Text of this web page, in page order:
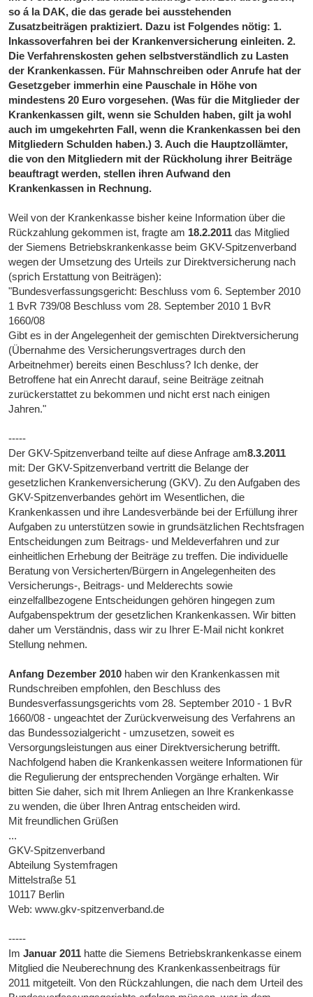
so á la DAK, die das gerade bei ausstehenden
Zusatzbeiträgen praktiziert. Dazu ist Folgendes nötig: 1.
Inkassoverfahren bei der Krankenversicherung einleiten. 2.
Die Verfahrenskosten gehen selbstverständlich zu Lasten
der Krankenkassen. Für Mahnschreiben oder Anrufe hat der
Gesetzgeber immerhin eine Pauschale in Höhe von
mindestens 20 Euro vorgesehen. (Was für die Mitglieder der
Krankenkassen gilt, wenn sie Schulden haben, gilt ja wohl
auch im umgekehrten Fall, wenn die Krankenkassen bei den
Mitgliedern Schulden haben.) 3. Auch die Hauptzollämter,
die von den Mitgliedern mit der Rückholung ihrer Beiträge
beauftragt werden, stellen ihren Aufwand den
Krankenkassen in Rechnung.
Weil von der Krankenkasse bisher keine Information über die
Rückzahlung gekommen ist, fragte am 18.2.2011das Mitglied
der Siemens Betriebskrankenkasse beim GKV-Spitzenverband
wegen der Umsetzung des Urteils zur Direktversicherung nach
(sprich Erstattung von Beiträgen):
"Bundesverfassungsgericht: Beschluss vom 6. September 2010
1 BvR 739/08 Beschluss vom 28. September 2010 1 BvR
1660/08
Gibt es in der Angelegenheit der gemischten Direktversicherung
(Übernahme des Versicherungsvertrages durch den
Arbeitnehmer) bereits einen Beschluss? Ich denke, der
Betroffene hat ein Anrecht darauf, seine Beiträge zeitnah
zurückerstattet zu bekommen und nicht erst nach einigen
Jahren."
-----
Der GKV-Spitzenverband teilte auf diese Anfrage am8.3.2011
mit: Der GKV-Spitzenverband vertritt die Belange der
gesetzlichen Krankenversicherung (GKV). Zu den Aufgaben des
GKV-Spitzenverbandes gehört im Wesentlichen, die
Krankenkassen und ihre Landesverbände bei der Erfüllung ihrer
Aufgaben zu unterstützen sowie in grundsätzlichen Rechtsfragen
Entscheidungen zum Beitrags- und Meldeverfahren und zur
einheitlichen Erhebung der Beiträge zu treffen. Die individuelle
Beratung von Versicherten/Bürgern in Angelegenheiten des
Versicherungs-, Beitrags- und Melderechts sowie
einzelfallbezogene Entscheidungen gehören hingegen zum
Aufgabenspektrum der gesetzlichen Krankenkassen. Wir bitten
daher um Verständnis, dass wir zu Ihrer E-Mail nicht konkret
Stellung nehmen.
Anfang Dezember 2010 haben wir den Krankenkassen mit
Rundschreiben empfohlen, den Beschluss des
Bundesverfassungsgerichts vom 28. September 2010 - 1 BvR
1660/08 - ungeachtet der Zurückverweisung des Verfahrens an
das Bundessozialgericht - umzusetzen, soweit es
Versorgungsleistungen aus einer Direktversicherung betrifft.
Nachfolgend haben die Krankenkassen weitere Informationen für
die Regulierung der entsprechenden Vorgänge erhalten. Wir
bitten Sie daher, sich mit Ihrem Anliegen an Ihre Krankenkasse
zu wenden, die über Ihren Antrag entscheiden wird.
Mit freundlichen Grüßen
...
GKV-Spitzenverband
Abteilung Systemfragen
Mittelstraße 51
10117 Berlin
Web: www.gkv-spitzenverband.de
-----
ImJanuar 2011 hatte die Siemens Betriebskrankenkasse einem
Mitglied die Neuberechnung des Krankenkassenbeitrags für
2011 mitgeteilt. Von den Rückzahlungen, die nach dem Urteil des